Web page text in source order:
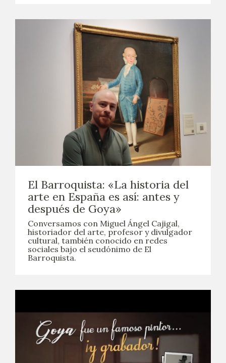
El Barroquista: «La historia del
arte en España es así: antes y
después de Goya»
Conversamos con Miguel Ángel Cajigal,
historiador del arte, profesor y divulgador
cultural, también conocido en redes
sociales bajo el seudónimo de El
Barroquista.